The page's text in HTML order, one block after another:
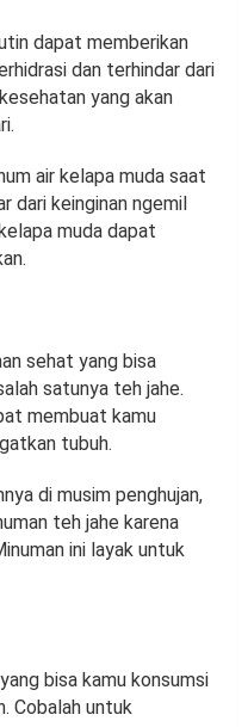
dapat memberikan
dan terhindar dari
yang akan
air kelapa muda saat
dari keinginan ngemil
muda dapat
sehat yang bisa
satunya teh jahe.
membuat kamu
tubuh.
di musim penghujan,
teh jahe karena
ini layak untuk
bisa kamu konsumsi
Cobalah untuk